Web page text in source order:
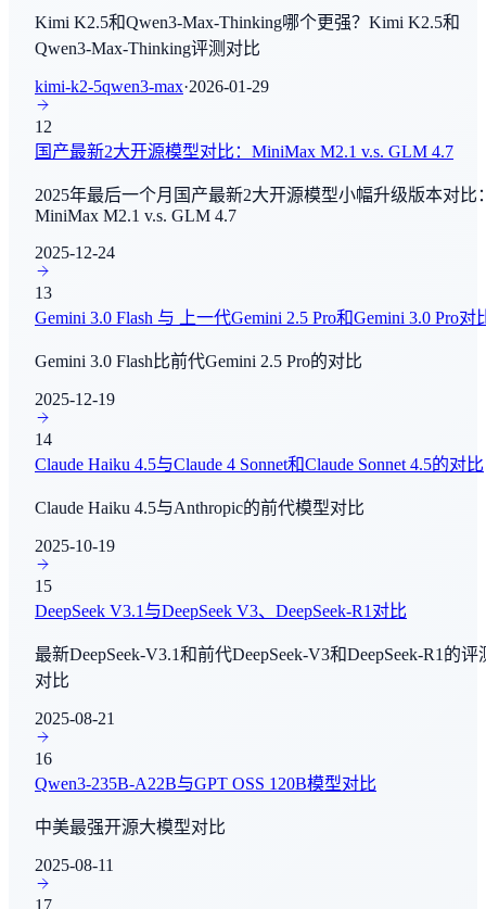
ByCursor
ByxAI
MiniCPM-V 4.6
Happy Horse
By
ByGoogle Deep Mind
IMO 2025
Agent能力评测
τ²-Bench
数学推理
FrontierMath - Tier 4
数学推理
多模态理解
编程与软件工程
SWE-Bench Pro - Commercial
Agent能力评测
指令跟随
AI Agent - 信息收集
Kimi K2.5和Qwen3-Max-Thinking哪个更强？Kimi K2.5和
Qwen3-Max-Thinking评测对比
kimi-k2-5qwen3-max·2026-01-29
12
国产最新2大开源模型对比：MiniMax M2.1 v.s. GLM 4.7
2025年最后一个月国产最新2大开源模型小幅升级版本对比
MiniMax M2.1 v.s. GLM 4.7
2025-12-24
13
Gemini 3.0 Flash 与 上一代Gemini 2.5 Pro和Gemini 3.0 Pro对
Gemini 3.0 Flash比前代Gemini 2.5 Pro的对比
2025-12-19
14
Claude Haiku 4.5与Claude 4 Sonnet和Claude Sonnet 4.5的对比
Claude Haiku 4.5与Anthropic的前代模型对比
2025-10-19
15
DeepSeek V3.1与DeepSeek V3、DeepSeek-R1对比
最新DeepSeek-V3.1和前代DeepSeek-V3和DeepSeek-R1的评
对比
2025-08-21
16
Qwen3-235B-A22B与GPT OSS 120B模型对比
中美最强开源大模型对比
2025-08-11